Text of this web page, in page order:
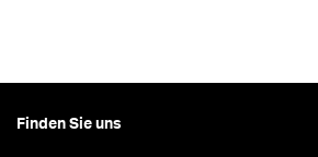
Finden Sie uns